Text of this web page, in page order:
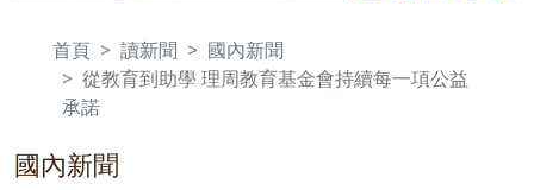
首頁 讀新聞
國內新聞
從教育到助學 理周教育基金會持續每一項公益
承諾
國內新聞